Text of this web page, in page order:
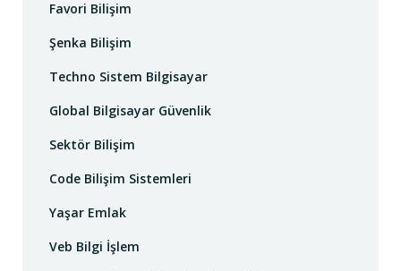
Favori Bilişim
Şenka Bilişim
Techno Sistem Bilgisayar
Global Bilgisayar Güvenlik
Sektör Bilişim
Code Bilişim Sistemleri
Yaşar Emlak
Veb Bilgi İşlem